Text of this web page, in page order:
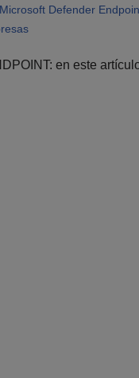
Microsoft Defender
en este